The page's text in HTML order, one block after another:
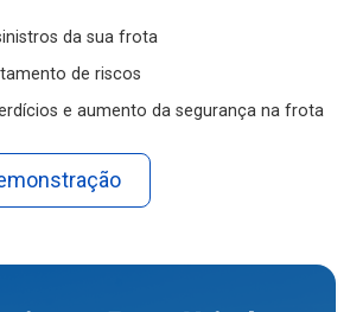
da sua frota
de riscos
e aumento da segurança na frota